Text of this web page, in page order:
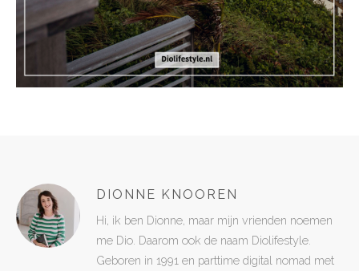
DIONNE KNOOREN
Hi, ik ben Dionne, maar mijn vrienden noemen
me Dio. Daarom ook de naam Diolifestyle.
Geboren in 1991 en parttime digital nomad met